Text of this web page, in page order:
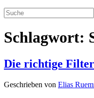
Schlagwort:
Die richtige
Geschrieben von Elias